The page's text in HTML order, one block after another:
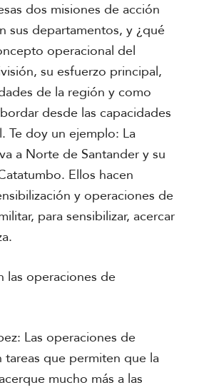
dos misiones de acción
sus departamentos, y ¿qué
operacional del
su esfuerzo principal,
de la región y como
desde las capacidades
Te doy un ejemplo: La
a Norte de Santander y su
Ellos hacen
y operaciones de
para sensibilizar, acercar
las operaciones de
Las operaciones de
tareas que permiten que la
mucho más a las